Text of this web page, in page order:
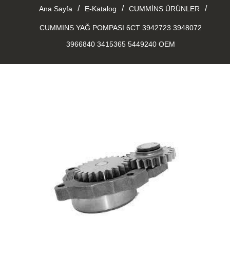
Ana Sayfa / E-Katalog / CUMMİNS ÜRÜNLER /
CUMMINS YAĞ POMPASI 6CT 3942723 3948072
3966840 3415365 5449240 OEM